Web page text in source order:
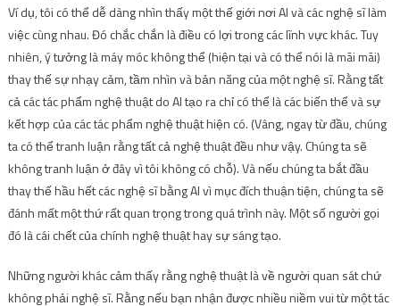
Ví dụ, tôi có thể dễ dàng nhìn thấy một thế giới nơi AI và các nghệ sĩ làm
việc cùng nhau. Đó chắc chắn là điều có lợi trong các lĩnh vực khác. Tuy
nhiên, ý tưởng là máy móc không thể (hiện tại và có thể nói là mãi mãi)
thay thế sự nhạy cảm, tầm nhìn và bản năng của một nghệ sĩ. Rằng tất
cả các tác phẩm nghệ thuật do AI tạo ra chỉ có thể là các biến thể và sự
kết hợp của các tác phẩm nghệ thuật hiện có. (Vâng, ngay từ đầu, chúng
ta có thể tranh luận rằng tất cả nghệ thuật đều như vậy. Chúng ta sẽ
không tranh luận ở đây vì tôi không có chỗ). Và nếu chúng ta bắt đầu
thay thế hầu hết các nghệ sĩ bằng AI vì mục đích thuận tiện, chúng ta sẽ
đánh mất một thứ rất quan trọng trong quá trình này. Một số người gọi
đó là cái chết của chính nghệ thuật hay sự sáng tạo.
Những người khác cảm thấy rằng nghệ thuật là về người quan sát chứ
không phải nghệ sĩ. Rằng nếu bạn nhận được nhiều niềm vui từ một tác